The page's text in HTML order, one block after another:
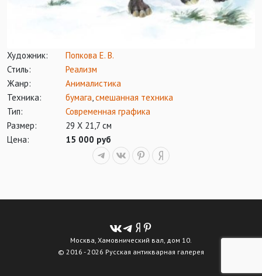
Художник:
Попкова Е. В.
Стиль:
Реализм
Жанр:
Анималистика
Техника:
бумага смешанная техника
Тип:
Современная графика
Размер:
29 Х 21,7 см
Цена:
15 000 руб
Москва, Хамовнический вал, дом 10.
© 2016 - 2026 Русская антикварная галерея